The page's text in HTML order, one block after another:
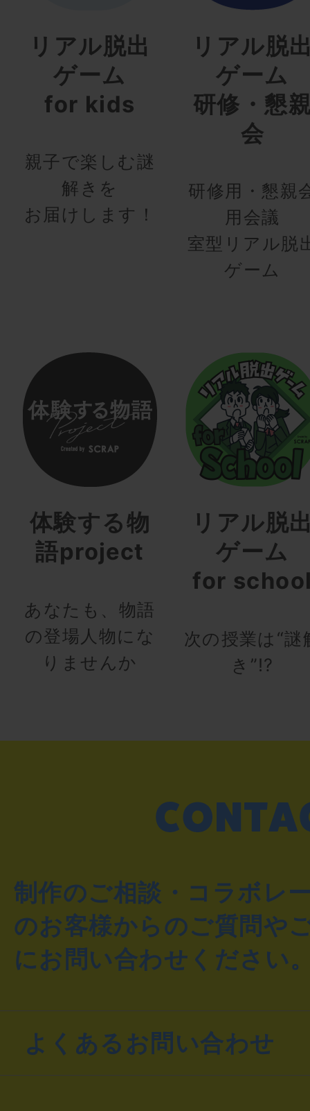
リアル脱出
ゲーム
for kids
親子で楽しむ謎
解きを
お届けします！
リアル脱
ゲーム
研修・懇
会
研修用・懇親
用会議
室型リアル脱
ゲーム
体験する物
語project
あなたも、物語
の登場人物にな
りませんか
リアル脱
ゲーム
for
次の授業は“謎
き”!?
制作のご相談・コラボレ
のお客様からのご質問や
にお問い合わせください
よくあるお問い合わせ